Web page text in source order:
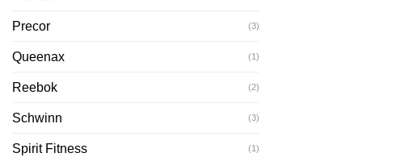
Precor (3)
Queenax (1)
Reebok (2)
Schwinn (3)
Spirit Fitness (1)